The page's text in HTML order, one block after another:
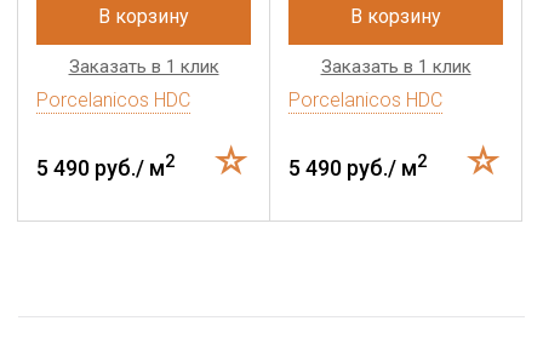
В корзину
Заказать в 1 клик
Porcelanicos HDC
5 490 руб./ м2
В корзину
Заказать в 1 клик
Porcelanicos HDC
5 490 руб./ м2